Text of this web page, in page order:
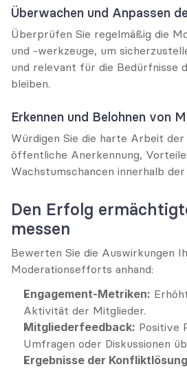
Überwachen und Anpassen
Überprüfen Sie regelmäßig die
und -werkzeuge, um
und relevant für die Bedürfnisse
bleiben.
Erkennen und Belohnen von
Würdigen Sie die harte Arbeit
öffentliche Anerkennung,
Wachstumschancen innerhalb
Den Erfolg
messen
Bewerten Sie die Auswirkungen
Moderationsefforts anhand:
Engagement-Metriken:
Aktivität der Mitglieder.
Mitgliederfeedback: Positive
Umfragen oder Diskussionen
Ergebnisse der